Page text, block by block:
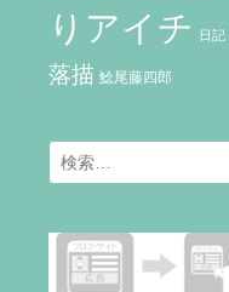
りアイチ 日記
落描 鯰尾藤四郎
Search
for: